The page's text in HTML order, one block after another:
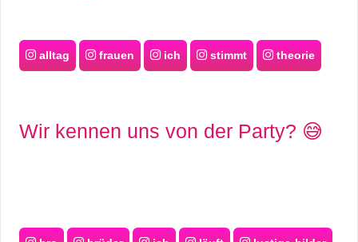
alltag frauen ich stimmt theorie
Wir kennen uns von der Party? 😅